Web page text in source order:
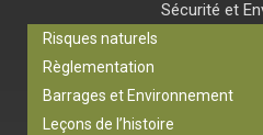
Sécurité et
Risques naturels
Règlementation
Barrages et Environnement
Leçons de l’histoire